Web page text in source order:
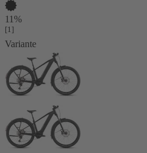
11%
[1]
Variante